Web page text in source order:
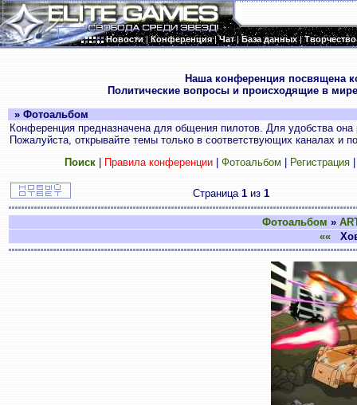
Новости|Конференция|Чат|База данных|Творчество
Наша конференция посвящена
Политические вопросы и происходящие в
» Фотоальбом
Конференция предназначена для общения пилотов. Для удобства
Пожалуйста, открывайте темы только в соответствующих каналах и
Поиск| Правила конференции| Фотоальбом Регистрация
Страница 1из 1
Фотоальбом »
««